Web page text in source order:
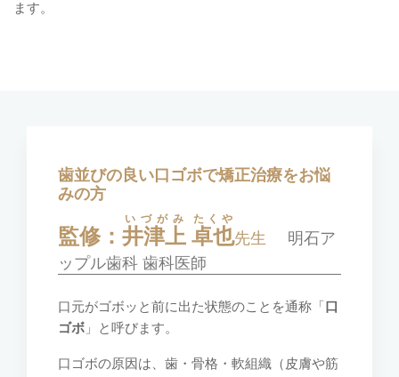
ます。
歯並びの良い口ゴボで矯正治療をお悩
みの方
監修： 井津上
いづがみ
卓也
たくや
先生
明石ア
ップル歯科 歯科医師
口元がゴボッと前に出た状態のことを通称「 口
ゴボ 」と呼びます。
口ゴボの原因は、歯・骨格・軟組織（皮膚や筋